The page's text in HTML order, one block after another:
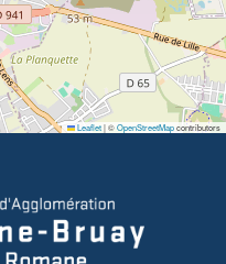
Leaflet|©OpenStreetMapcontributors